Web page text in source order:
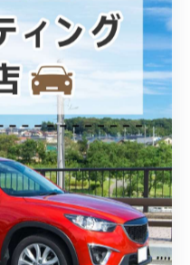
る 次のページ >
Categories